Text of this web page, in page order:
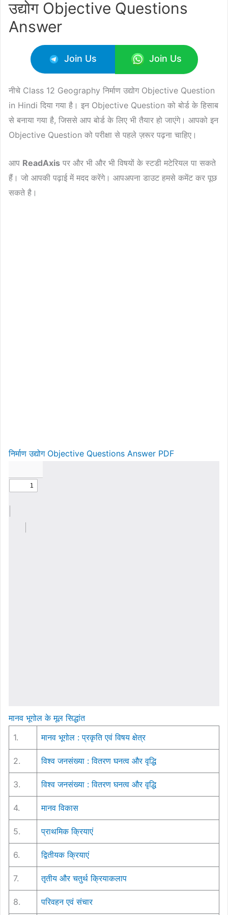
उद्योग Objective Questions
Answer
Join Us Join Us
नीचे Class 12 Geography निर्माण उद्योग Objective Question
in Hindi दिया गया है। इन Objective Question को बोर्ड के हिसाब
से बनाया गया है, जिससे आप बोर्ड के लिए भी तैयार हो जाएंगे। आपको इन
Objective Question को परीक्षा से पहले ज़रूर पढ़ना चाहिए।
आप ReadAxis पर और भी और भी विषयों के स्टडी मटेरियल पा सकते
हैं। जो आपकी पढ़ाई में मदद करेंगे। आपअपना डाउट हमसे कमेंट कर पूछ
सकते है।
निर्माण उद्योग Objective Questions Answer PDF
मानव भूगोल के मूल सिद्धांत
1.
मानव भूगोल : प्रकृति एवं विषय क्षेत्र
2. विश्व जनसंख्या : वितरण घनत्व और वृद्धि
3. विश्व जनसंख्या : वितरण घनत्व और वृद्धि
4. मानव विकास
5. प्राथमिक क्रियाएं
6. द्वितीयक क्रियाएं
7. तृतीय और चतुर्थ क्रियाकलाप
8. परिवहन एवं संचार